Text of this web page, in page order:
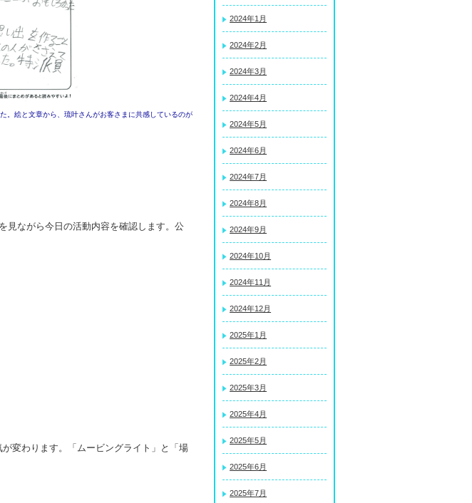
2024年1月
2024年2月
2024年3月
2024年4月
2024年5月
2024年6月
2024年7月
2024年8月
2024年9月
2024年10月
2024年11月
2024年12月
2025年1月
2025年2月
2025年3月
2025年4月
2025年5月
2025年6月
2025年7月
。絵と文章から、琉叶さんがお客さまに共感しているのが
見ながら今日の活動内容を確認します。公
変わります。「ムービングライト」と「場